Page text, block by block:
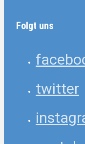
Folgt uns
twitter